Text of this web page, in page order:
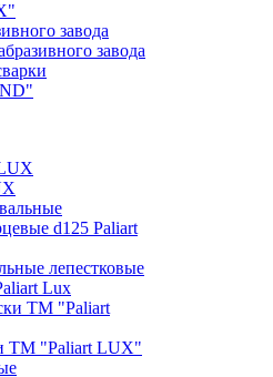
завода
завода
лепестковые
Lux
ТМ "Paliart LUX"